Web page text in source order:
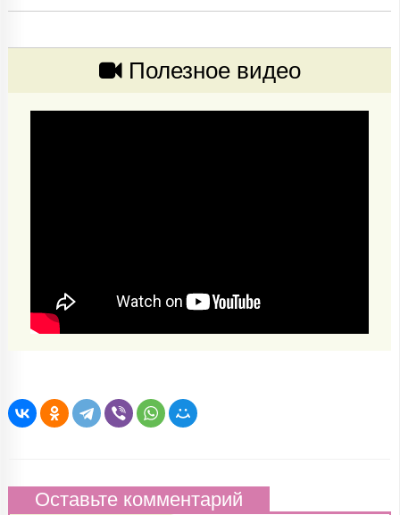
Полезное видео
Оставьте комментарий